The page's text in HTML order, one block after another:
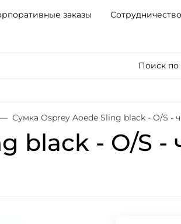
заказы Сотрудничество
Поиск по
Сумка Osprey Aoede Sling black - O/S -
black - O/S -